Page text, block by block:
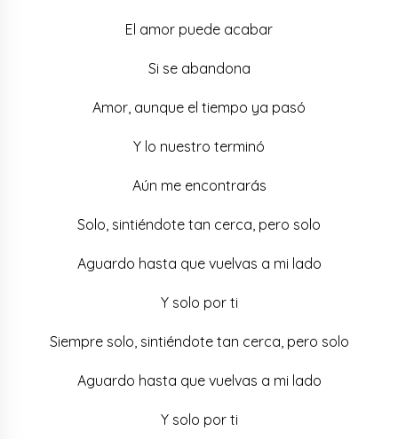
El amor puede acabar
Si se abandona
Amor, aunque el tiempo ya pasó
Y lo nuestro terminó
Aún me encontrarás
Solo, sintiéndote tan cerca, pero solo
Aguardo hasta que vuelvas a mi lado
Y solo por ti
Siempre solo, sintiéndote tan cerca, pero solo
Aguardo hasta que vuelvas a mi lado
Y solo por ti